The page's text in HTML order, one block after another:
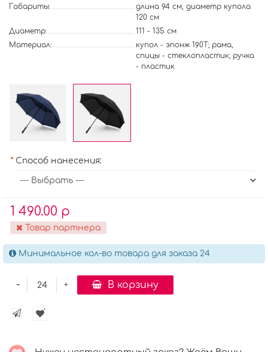
Габариты:
длина 94 см, диаметр купола
120 см
Диаметр:
111 - 135 см
Материал:
купол - эпонж 190T; рама,
спицы - стеклопластик; ручка
- пластик
Способ нанесения:
1 490.00 р
Товар партнера
Минимальное кол-во товара для заказа 24
+
- В корзину